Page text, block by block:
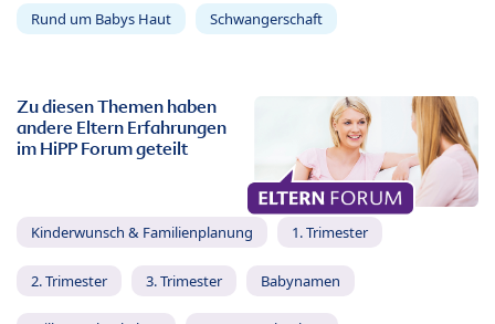
Rund um Babys Haut Schwangerschaft
Zu diesen Themen haben
andere Eltern Erfahrungen
im HiPP Forum geteilt
Kinderwunsch & Familienplanung 1. Trimester
2. Trimester 3. Trimester Babynamen